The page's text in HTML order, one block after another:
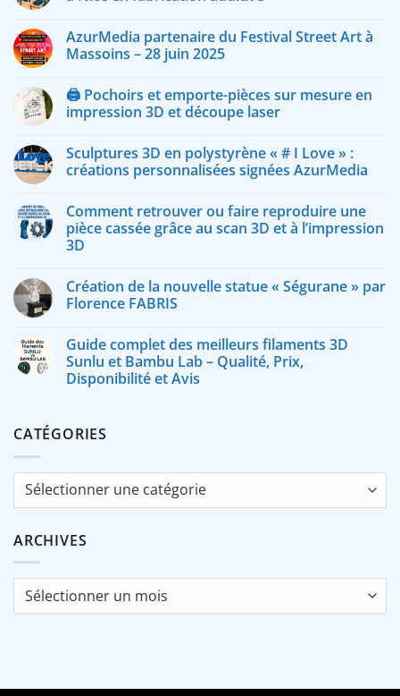
AzurMedia partenaire du Festival Street Art à
Massoins – 28 juin 2025
🖨️ Pochoirs et emporte-pièces sur mesure en
impression 3D et découpe laser
Sculptures 3D en polystyrène « # I Love » :
créations personnalisées signées AzurMedia
Comment retrouver ou faire reproduire une
pièce cassée grâce au scan 3D et à l’impression
3D
Création de la nouvelle statue « Ségurane » par
Florence FABRIS
Guide complet des meilleurs filaments 3D
Sunlu et Bambu Lab – Qualité, Prix,
Disponibilité et Avis
CATÉGORIES
Catégories
ARCHIVES
Archives